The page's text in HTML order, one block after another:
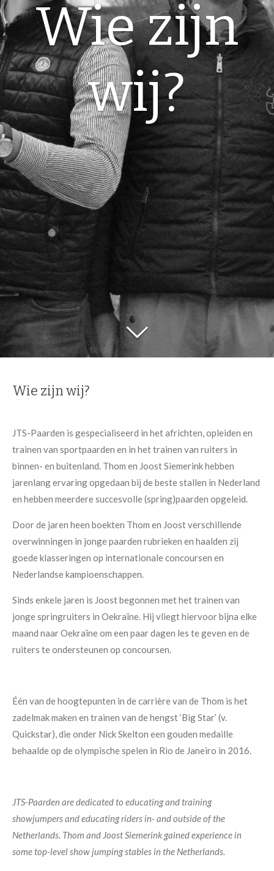
Wie zijn
wij?
Wie zijn wij?
JTS-Paarden is gespecialiseerd in het africhten, opleiden en
trainen van sportpaarden en in het trainen van ruiters in
binnen- en buitenland. Thom en Joost Siemerink hebben
jarenlang ervaring opgedaan bij de beste stallen in Nederland
en hebben meerdere succesvolle (spring)paarden opgeleid.
Door de jaren heen boekten Thom en Joost verschillende
overwinningen in jonge paarden rubrieken en haalden zij
goede klasseringen op internationale concoursen en
Nederlandse kampioenschappen.
Sinds enkele jaren is Joost begonnen met het trainen van
jonge springruiters in Oekraïne. Hij vliegt hiervoor bijna elke
maand naar Oekraïne om een paar dagen les te geven en de
ruiters te ondersteunen op concoursen.
Één van de hoogtepunten in de carrière van de Thom is het
zadelmak maken en trainen van de hengst ‘Big Star’ (v.
Quickstar), die onder Nick Skelton een gouden medaille
behaalde op de olympische spelen in Rio de Janeiro in 2016.
JTS-Paarden are dedicated to educating and training
showjumpers and educating riders in- and outside of the
Netherlands. Thom and Joost Siemerink gained experience in
some top-level show jumping stables in the Netherlands.